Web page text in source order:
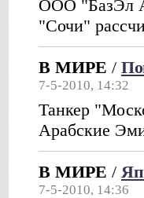
ООО "БазЭл
"Сочи"
В МИРЕ /
7-5-2010, 14:32
Танкер
Арабские
В МИРЕ /
7-5-2010, 14:36